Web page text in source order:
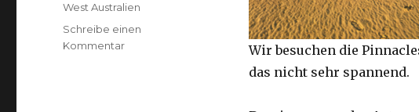
Wir besuchen die
das nicht sehr spannend.
West Australien
Schreibe einen
Kommentarzu